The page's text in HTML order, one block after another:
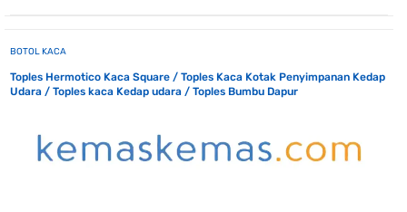
BOTOL KACA
Toples Hermotico Kaca Square / Toples Kaca Kotak Penyimpanan Kedap
Udara / Toples kaca Kedap udara / Toples Bumbu Dapur